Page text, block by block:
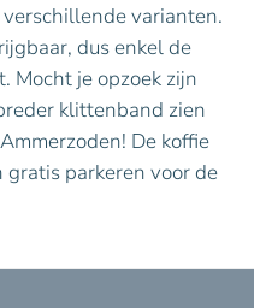
varianten.
dus enkel de
Mocht je opzoek zijn
klittenband zien
De koffie
parkeren voor de